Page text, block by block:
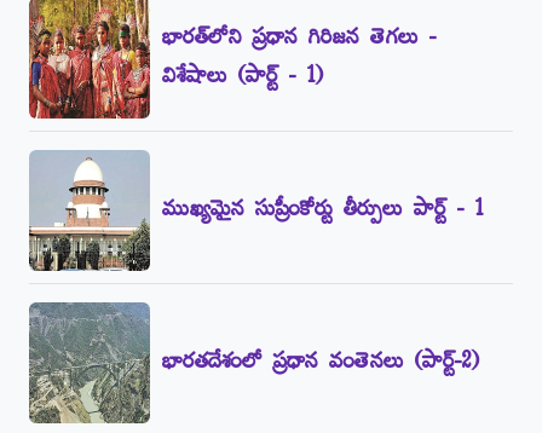
భారత్‌లోని ప్రధాన గిరిజన తెగలు -
విశేషాలు (పార్ట్‌ - 1)
ముఖ్యమైన సుప్రీంకోర్టు తీర్పులు పార్ట్‌ - 1
భారతదేశంలో ప్రధాన వంతెనలు (పార్ట్‌-2)